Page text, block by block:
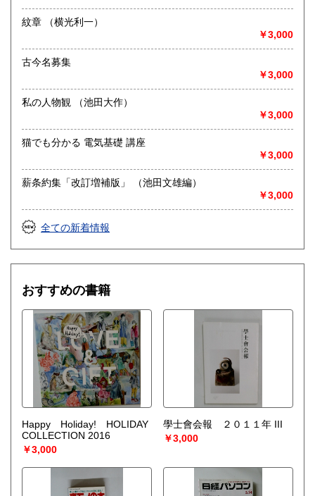
紋章 （横光利一）
￥3,000
古今名募集
￥3,000
私の人物観 （池田大作）
￥3,000
猫でも分かる 電気基礎 講座
￥3,000
薪条約集「改訂増補版」 （池田文雄編）
￥3,000
全ての新着情報
おすすめの書籍
Happy Holiday! HOLIDAY
COLLECTION 2016
￥3,000
學士會会報 ２０１１年 III
￥3,000